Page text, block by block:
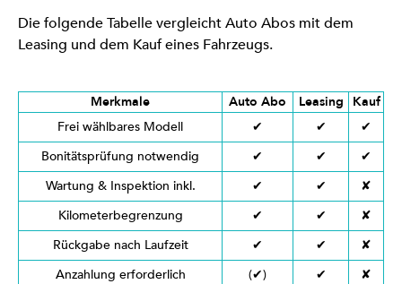
Die folgende Tabelle vergleicht Auto Abos mit dem
Leasing und dem Kauf eines Fahrzeugs.
Merkmale Auto Abo Leasing
Kauf
Frei wählbares Modell
✔ ✔
✔
Bonitätsprüfung notwendig
✔ ✔
✔
Wartung & Inspektion inkl.
✔ ✔
✘
Kilometerbegrenzung
✔ ✔
✘
Rückgabe nach Laufzeit
✔ ✔
✘
Anzahlung erforderlich
(✔) ✔
✘